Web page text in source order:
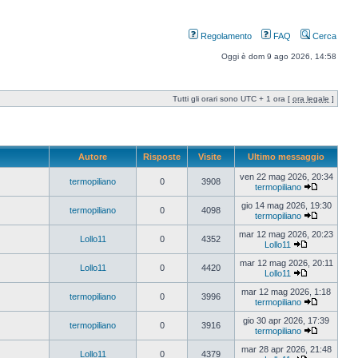
Regolamento FAQ Cerca
Oggi è dom 9 ago 2026, 14:58
Tutti gli orari sono UTC + 1 ora [ ora legale ]
Autore Risposte Visite Ultimo messaggio
termopiliano 0 3908
ven 22 mag 2026, 20:34
termopiliano
termopiliano 0 4098
gio 14 mag 2026, 19:30
termopiliano
Lollo11 0 4352
mar 12 mag 2026, 20:23
Lollo11
Lollo11 0 4420
mar 12 mag 2026, 20:11
Lollo11
termopiliano 0 3996
mar 12 mag 2026, 1:18
termopiliano
termopiliano 0 3916
gio 30 apr 2026, 17:39
termopiliano
Lollo11 0 4379
mar 28 apr 2026, 21:48